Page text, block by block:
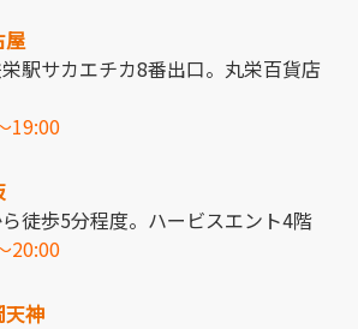
屋
駅サカエチカ8番出口。丸栄百貨店
19:00
徒歩5分程度。ハービスエント4階
20:00
天神